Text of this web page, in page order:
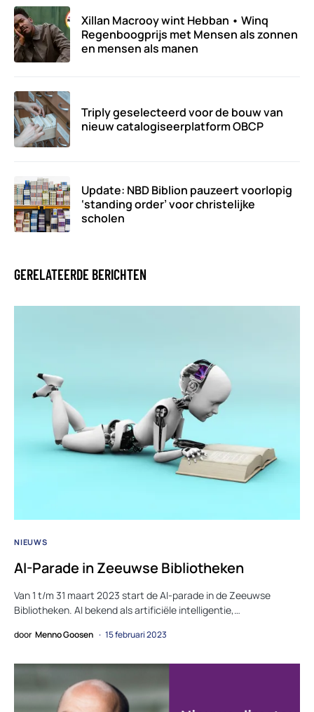
Xillan Macrooy wint Hebban • Winq
Regenboogprijs met Mensen als zonnen
en mensen als manen
Triply geselecteerd voor de bouw van
nieuw catalogiseerplatform OBCP
Update: NBD Biblion pauzeert voorlopig
‘standing order’ voor christelijke
scholen
GERELATEERDE BERICHTEN
NIEUWS
AI-Parade in Zeeuwse Bibliotheken
Van 1 t/m 31 maart 2023 start de AI-parade in de Zeeuwse
Bibliotheken. AI bekend als artificiële intelligentie,…
door Menno Goosen 15 februari 2023